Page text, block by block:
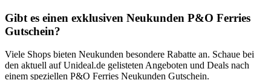
Gibt es einen exklusiven Neukunden P&O Ferries
Gutschein?
Viele Shops bieten Neukunden besondere Rabatte an. Schaue bei
den aktuell auf Unideal.de gelisteten Angeboten und Deals nach
einem speziellen P&O Ferries Neukunden Gutschein.